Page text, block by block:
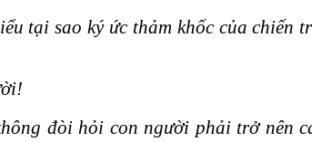
tại sao ký ức thảm khốc của chiến
đòi hỏi con người phải trở nên